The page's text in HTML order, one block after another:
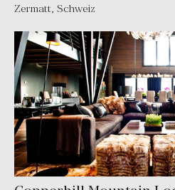
Zermatt, Schweiz